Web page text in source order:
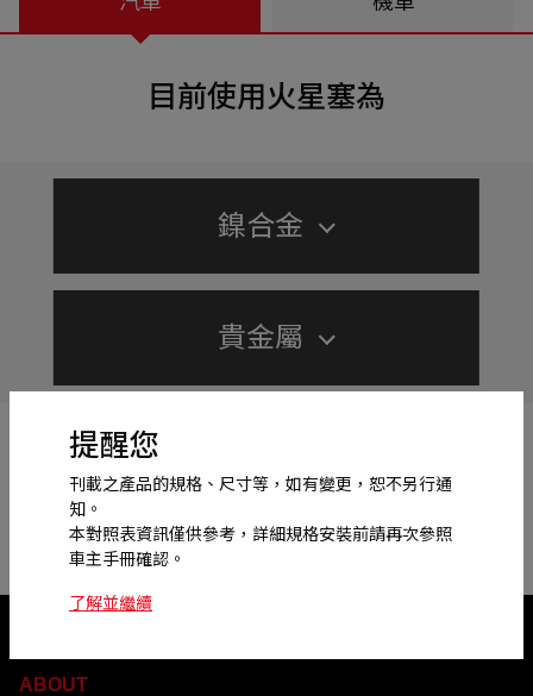
目前使用火星塞為
鎳合金
貴金屬
能
壽
命
提醒您
刊載之產品的規格、尺寸等，如有變更，恕不另行通
知。
本對照表資訊僅供參考，詳細規格安裝前請再次參照
車主手冊確認。
了解並繼續
ABOUT